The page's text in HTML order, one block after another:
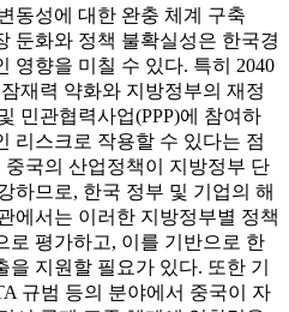
동성에 대한 완충 체계 구축
둔화와 정책 불확실성은 한국경
영향을 미칠 수 있다. 특히 2040
재력 약화와 지방정부의 재정
민관협력사업(PPP)에 참여하
리스크로 작용할 수 있다는 점
국의 산업정책이 지방정부 단
하므로, 한국 정부 및 기업의 해
에서는 이러한 지방정부별 정책
로 평가하고, 이를 기반으로 한
지원할 필요가 있다. 또한 기
규범 등의 분야에서 중국이 자